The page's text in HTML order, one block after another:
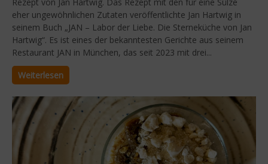
eher ungewöhnlichen Zutaten veröffentlichte Jan Hartwig in
seinem Buch „JAN – Labor der Liebe. Die Sterneküche von Jan
Hartwig“. Es ist eines der bekanntesten Gerichte aus seinem
Restaurant JAN in München, das seit 2023 mit drei...
Weiterlesen